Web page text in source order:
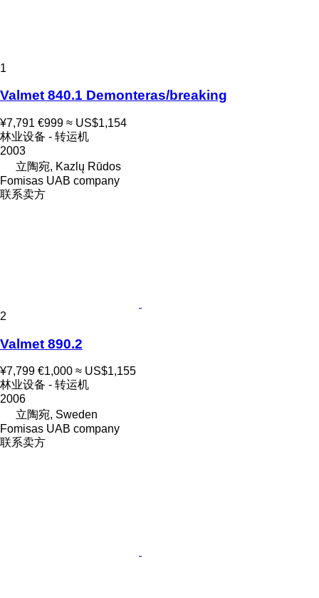
1
Valmet 840.1 Demonteras/breaking
¥7,791 €999 ≈ US$1,154
林业设备 - 转运机
2003
立陶宛, Kazlų Rūdos
Fomisas UAB company
联系卖方
2
Valmet 890.2
¥7,799 €1,000 ≈ US$1,155
林业设备 - 转运机
2006
立陶宛, Sweden
Fomisas UAB company
联系卖方